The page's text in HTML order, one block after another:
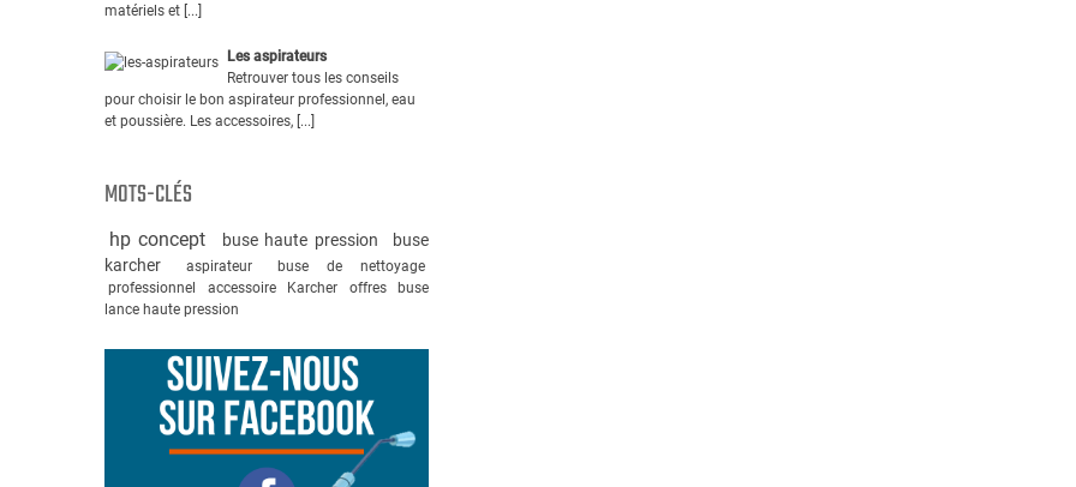
matériels et [...]
Les aspirateurs
Retrouver tous les conseils
pour choisir le bon aspirateur professionnel, eau
et poussière. Les accessoires, [...]
MOTS-CLÉS
hp concept buse haute pression
buse
karcher
aspirateur
buse de nettoyage
professionnel
accessoire Karcher offres
buse
lance haute pression